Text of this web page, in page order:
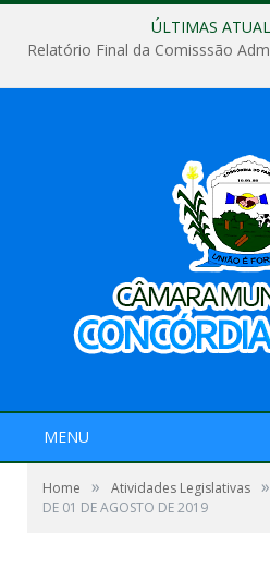
ÚLTIMAS
MENU
Home » Atividades Legislativas »
DE 01 DE AGOSTO DE 2019